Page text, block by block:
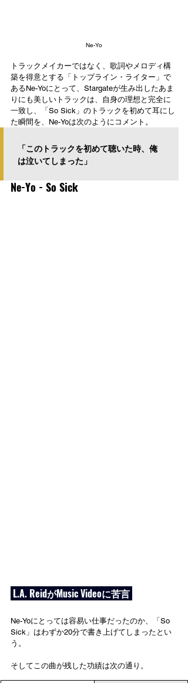
Ne-Yo
トラックメイカーではなく、歌詞やメロディ構
築を得意とする「トップライン・ライター」で
あるNe-Yoにとって、Stargateが生み出したあま
りにも美しいトラックは、自身の理想と完全に
一致し、「So Sick」のトラックを初めて耳にし
た瞬間を、Ne-Yoは次のようにコメント。
「このトラックを初めて聴いた時、俺
は泣いてしまった」
Ne-Yo - So Sick
L.A. ReidがMusic Videoに苦言
Ne-Yoにとっては容易い仕事だったのか、「So
Sick」はわずか20分で書き上げてしまったとい
う。
そしてこの曲が残した功績は次の通り。